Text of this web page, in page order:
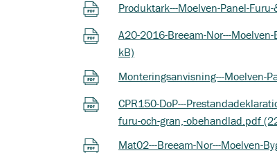
Produktark---Moelven-Panel-
A20-2016-Breeam-Nor---
kB)
Monteringsanvisning---Moelven-
CPR150-DoP---
furu-och-gran,-obehandlad.pdf
Mat02---Breeam-Nor---Moelven-